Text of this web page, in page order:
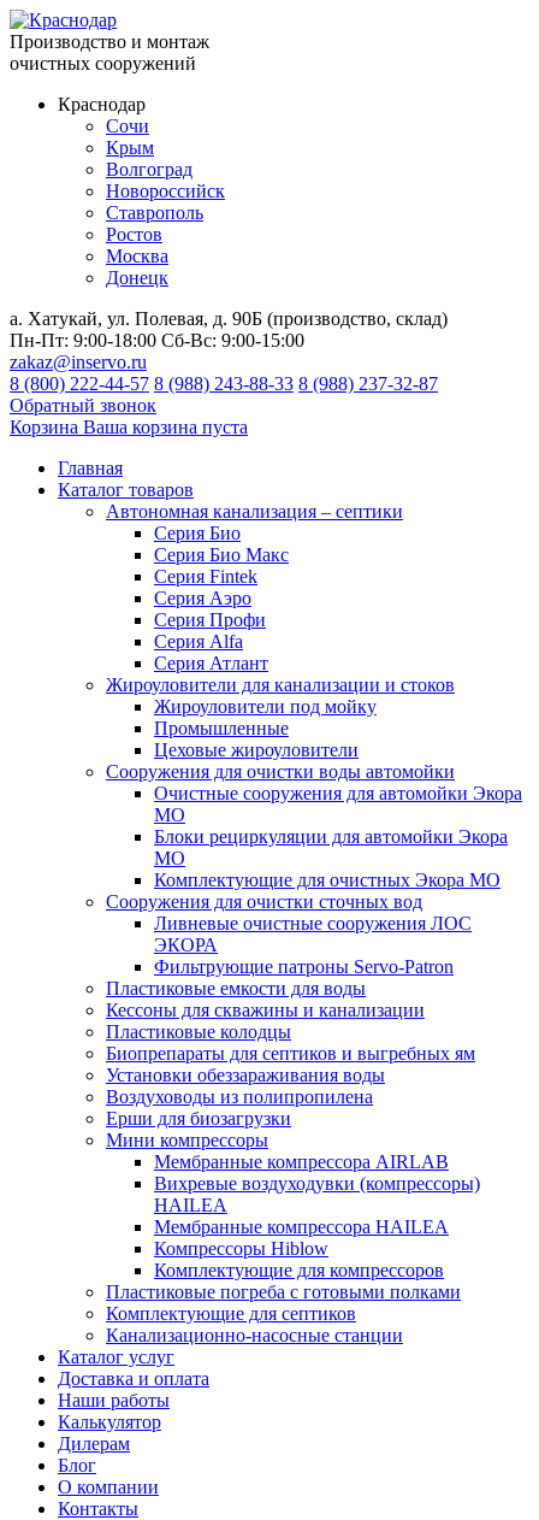
Производство и монтаж
очистных сооружений
Краснодар
Сочи
Крым
Волгоград
Новороссийск
Ставрополь
Ростов
Москва
Донецк
а. Хатукай, ул. Полевая, д. 90Б (производство, склад)
Пн-Пт: 9:00-18:00 Сб-Вс: 9:00-15:00
zakaz@inservo.ru
8 (800) 222-44-57 8 (988) 243-88-33 8 (988) 237-32-87
Обратный звонок
Корзина Ваша корзина пуста
Главная
Каталог товаров
Автономная канализация – септики
Серия Био
Серия Био Макс
Серия Fintek
Серия Аэро
Серия Профи
Серия Alfa
Серия Атлант
Жироуловители для канализации и стоков
Жироуловители под мойку
Промышленные
Цеховые жироуловители
Сооружения для очистки воды автомойки
Очистные сооружения для автомойки Экора
МО
Блоки рециркуляции для автомойки Экора
МО
Комплектующие для очистных Экора МО
Сооружения для очистки сточных вод
Ливневые очистные сооружения ЛОС
ЭКОРА
Фильтрующие патроны Servo-Patron
Пластиковые емкости для воды
Кессоны для скважины и канализации
Пластиковые колодцы
Биопрепараты для септиков и выгребных ям
Установки обеззараживания воды
Воздуховоды из полипропилена
Ерши для биозагрузки
Мини компрессоры
Мембранные компрессора AIRLAB
Вихревые воздуходувки (компрессоры)
HAILEA
Мембранные компрессора HAILEA
Компрессоры Hiblow
Комплектующие для компрессоров
Пластиковые погреба с готовыми полками
Комплектующие для септиков
Канализационно-насосные станции
Каталог услуг
Доставка и оплата
Наши работы
Калькулятор
Дилерам
Блог
О компании
Контакты